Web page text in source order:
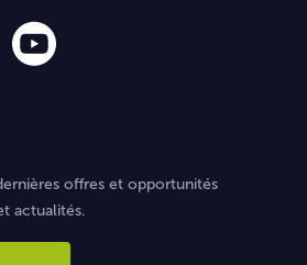
offres et opportunités
actualités.